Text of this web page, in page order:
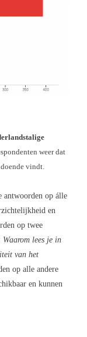
weer dat
vindt.
antwoorden op álle
en
op twee
Waarom lees je in
van het
op alle andere
en kunnen